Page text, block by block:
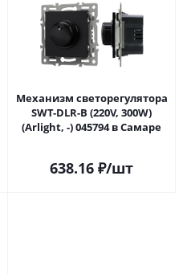
Механизм светорегулятора
SWT-DLR-B (220V, 300W)
(Arlight, -) 045794 в Самаре
638.16 ₽/шт